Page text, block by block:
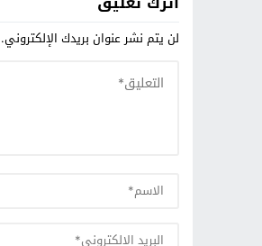
لن يتم نشر عنوان بريدك الإلكتروني.